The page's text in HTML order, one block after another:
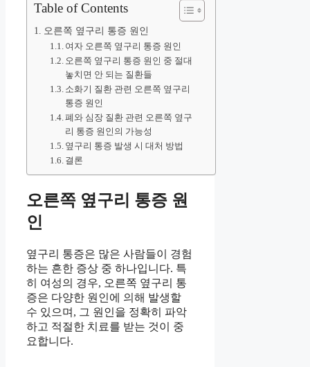
Table of Contents
오른쪽 옆구리 통증 원인
여자 오른쪽 옆구리 통증 원인
오른쪽 옆구리 통증 원인 중 절대
놓치면 안 되는 질환들
소화기 질환 관련 오른쪽 옆구리
통증 원인
폐와 심장 질환 관련 오른쪽 옆구
리 통증 원인의 가능성
옆구리 통증 발생 시 대처 방법
결론
오른쪽 옆구리 통증 원
인
옆구리 통증은 많은 사람들이 경험
하는 흔한 증상 중 하나입니다. 특
히 여성의 경우, 오른쪽 옆구리 통
증은 다양한 원인에 의해 발생할
수 있으며, 그 원인을 정확히 파악
하고 적절한 치료를 받는 것이 중
요합니다.